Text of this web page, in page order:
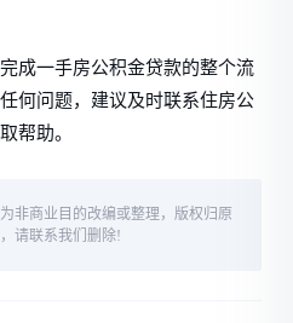
成一手房公积金贷款的整个流
何问题，建议及时联系住房公
帮助。
非商业目的改编或整理，版权归原
请联系我们删除!